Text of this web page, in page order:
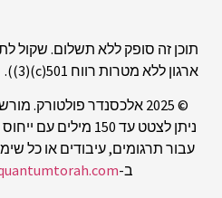
תוכן זה סופק ללא תשלום. שקול
ארגון ללא מטרות רווח 501(c)(3)).
ניתן לצטט עד 150
עבור תרגומים, עיבודים או כל
ב-